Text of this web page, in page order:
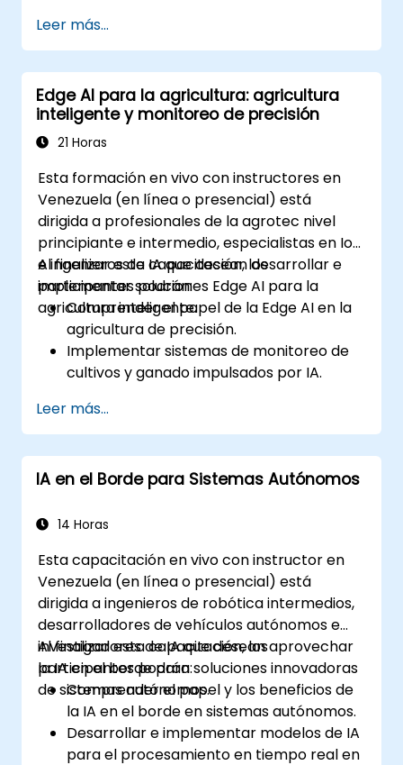
Leer más...
Edge AI para la agricultura: agricultura
inteligente y monitoreo de precisión
21 Horas
Esta formación en vivo con instructores en
Venezuela (en línea o presencial) está
dirigida a profesionales de la agrotec nivel
principiante e intermedio, especialistas en IoT
e ingenieros de IA que desean desarrollar e
implementar soluciones Edge AI para la
agricultura inteligente.
Al finalizar esta capacitación, los
participantes podrán:
Comprender el papel de la Edge AI en la
agricultura de precisión.
Implementar sistemas de monitoreo de
cultivos y ganado impulsados por IA.
automatizado y detección ambiental.
Optimizar la eficiencia agrícola mediante
análisis Edge AI en tiempo real.
Leer más...
IA en el Borde para Sistemas Autónomos
14 Horas
Esta capacitación en vivo con instructor en
Venezuela (en línea o presencial) está
dirigida a ingenieros de robótica intermedios,
desarrolladores de vehículos autónomos e
investigadores de IA que desean aprovechar
la IA en el borde para soluciones innovadoras
de sistemas autónomos.
Al finalizar esta capacitación, los
participantes podrán:
Comprender el papel y los beneficios de
la IA en el borde en sistemas autónomos.
Desarrollar e implementar modelos de IA
para el procesamiento en tiempo real en